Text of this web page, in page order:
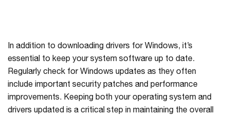
In addition to downloading drivers for Windows, it’s
essential to keep your system software up to date.
Regularly check for Windows updates as they often
include important security patches and performance
improvements. Keeping both your operating system and
drivers updated is a critical step in maintaining the overall